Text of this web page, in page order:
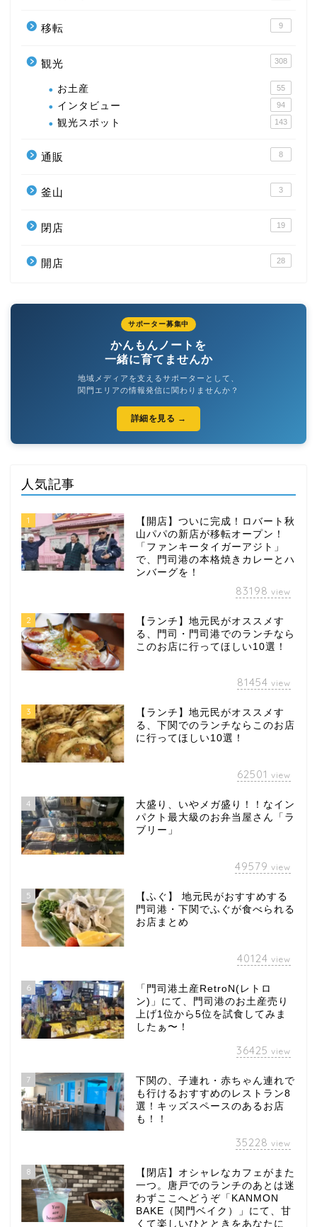
移転 9
観光 308
お土産 55
インタビュー 94
観光スポット 143
通販 8
釜山 3
閉店 19
開店 28
サポーター募集中
かんもんノートを
一緒に育てませんか
地域メディアを支えるサポーターとして、
関門エリアの情報発信に関わりませんか？
詳細を見る →
人気記事
1
【開店】ついに完成！ロバート秋
山パパの新店が移転オープン！
「ファンキータイガーアジト」
で、門司港の本格焼きカレーとハ
ンバーグを！
83198 view
2
【ランチ】地元民がオススメす
る、門司・門司港でのランチなら
このお店に行ってほしい10選！
81454 view
3
【ランチ】地元民がオススメす
る、下関でのランチならこのお店
に行ってほしい10選！
62501 view
4
大盛り、いやメガ盛り！！なイン
パクト最大級のお弁当屋さん「ラ
ブリー」
49579 view
5
【ふぐ】 地元民がおすすめする
門司港・下関でふぐが食べられる
お店まとめ
40124 view
6
「門司港土産RetroN(レトロ
ン)」にて、門司港のお土産売り
上げ1位から5位を試食してみま
したぁ〜！
36425 view
7
下関の、子連れ・赤ちゃん連れで
も行けるおすすめのレストラン8
選！キッズスペースのあるお店
も！！
35228 view
8
【閉店】オシャレなカフェがまた
一つ。唐戸でのランチのあとは迷
わずここへどうぞ「KANMON
BAKE（関門ベイク）」にて、甘
くて楽しいひとときをあなたに